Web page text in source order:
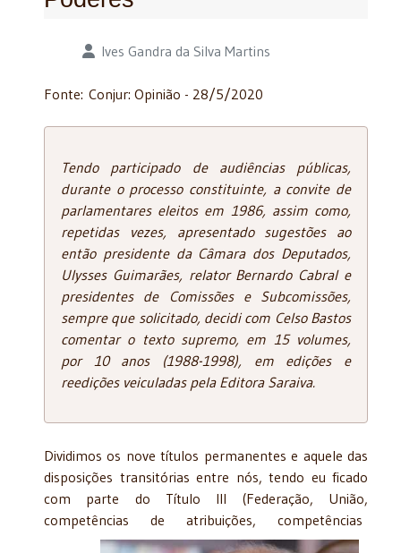
Detalhes Ives Gandra da Silva Martins
Fonte: Conjur: Opinião - 28/5/2020
Tendo participado de audiências públicas,
durante o processo constituinte, a convite de
parlamentares eleitos em 1986, assim como,
repetidas vezes, apresentado sugestões ao
então presidente da Câmara dos Deputados,
Ulysses Guimarães, relator Bernardo Cabral e
presidentes de Comissões e Subcomissões,
sempre que solicitado, decidi com Celso Bastos
comentar o texto supremo, em 15 volumes,
por 10 anos (1988-1998), em edições e
reedições veiculadas pela Editora Saraiva.
Dividimos os nove títulos permanentes e aquele das
disposições transitórias entre nós, tendo eu ficado
com parte do Título III (Federação, União,
competências de atribuições, competências